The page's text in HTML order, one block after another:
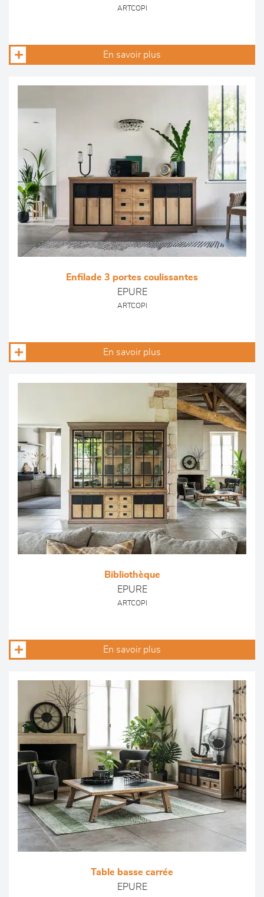
ARTCOPI
En savoir plus
Enfilade 3 portes coulissantes
EPURE
ARTCOPI
En savoir plus
Bibliothèque
EPURE
ARTCOPI
En savoir plus
Table basse carrée
EPURE